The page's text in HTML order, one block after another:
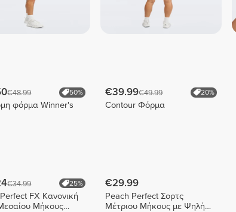
€48.99 50%
φόρμα Winner's
€39.99€49.99 20%
Contour Φόρμα
€34.99 25%
FX Κανονική
Μήκους
€29.99
Peach Perfect Σορτς
Μέτριου Μήκους με Ψηλή